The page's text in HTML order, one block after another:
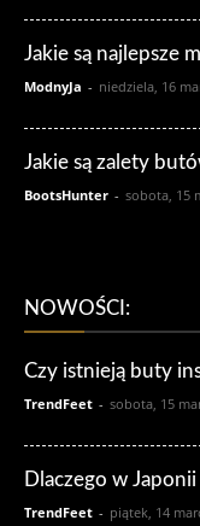
Jakie są najlepsze
ModnyJa - niedziela, 16
Jakie są zalety
BootsHunter - sobota, 15
NOWOŚCI:
Czy istnieją buty
TrendFeet - sobota, 15
Dlaczego w
TrendFeet - piątek, 14